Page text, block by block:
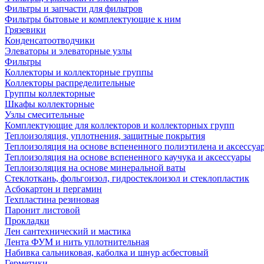
Фильтры и запчасти для фильтров
Фильтры бытовые и комплектующие к ним
Грязевики
Конденсатоотводчики
Элеваторы и элеваторные узлы
Фильтры
Коллекторы и коллекторные группы
Коллекторы распределительные
Группы коллекторные
Шкафы коллекторные
Узлы смесительные
Комплектующие для коллекторов и коллекторных групп
Теплоизоляция, уплотнения, защитные покрытия
Теплоизоляция на основе вспененного полиэтилена и
Теплоизоляция на основе вспененного каучука и аксессуары
Теплоизоляция на основе минеральной ваты
Стеклоткань, фольгоизол, гидростеклоизол и стеклопластик
Асбокартон и пергамин
Техпластина резиновая
Паронит листовой
Прокладки
Лен сантехнический и мастика
Лента ФУМ и нить уплотнительная
Набивка сальниковая, каболка и шнур асбестовый